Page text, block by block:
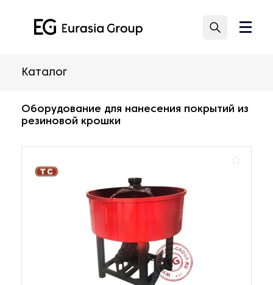
Каталог
Оборудование для нанесения покрытий из
резиновой крошки